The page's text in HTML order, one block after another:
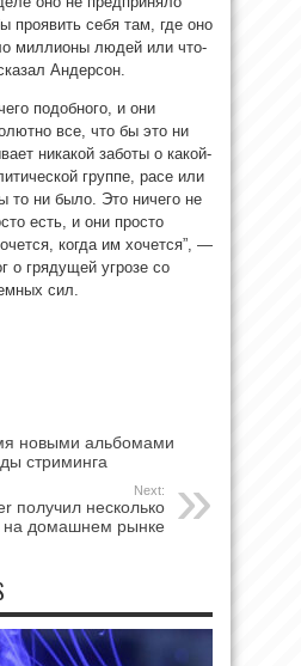
проявить себя там, где оно
миллионы людей или что-
Андерсон.
подобного, и они
все, что бы это ни
никакой заботы о какой-
группе, расе или
то ни было. Это ничего не
есть, и они просто
когда им хочется”, —
о грядущей угрозе со
сил.
новыми альбомами
стриминга
Next:
получил несколько
на домашнем рынке